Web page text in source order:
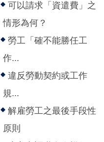
可以請求「資遣費」之
情形為何？
勞工「確不能勝任工
作...
違反勞動契約或工作
規...
解雇勞工之最後手段性
原則